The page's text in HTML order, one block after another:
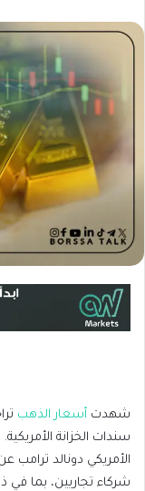
شهدت أسعار الذهب
سندات الخزانة
الأمريكي دونالد
شركاء تجاريين، بما في